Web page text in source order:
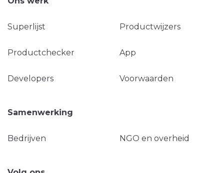
Superlijst Productwijzers
Productchecker App
Developers Voorwaarden
Samenwerking
Bedrijven NGO en overheid